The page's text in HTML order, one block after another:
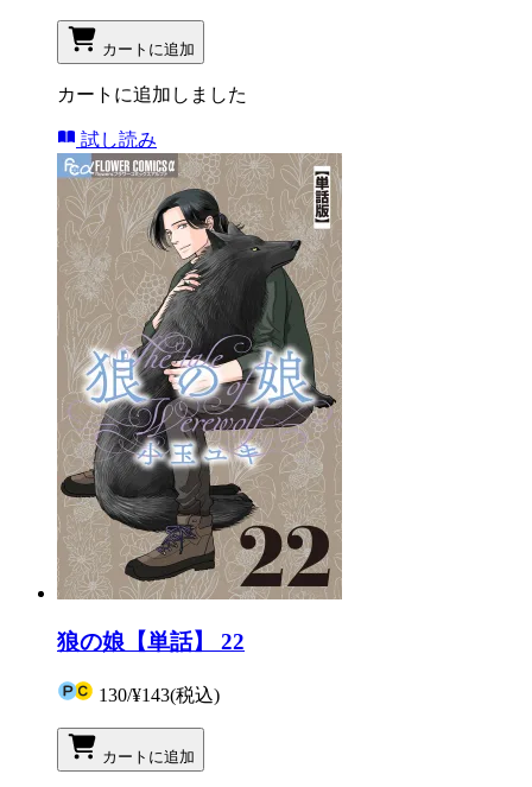
カートに追加
カートに追加しました
試し読み
狼の娘【単話】 22
130/¥143(税込)
カートに追加